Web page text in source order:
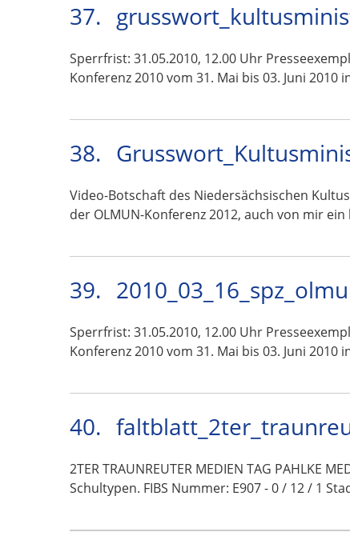
37.
Sperrfrist: 31.05.2010, 12.00 Uhr
Konferenz 2010 vom 31. Mai bis 03. Juni 2010
38.
Video-Botschaft des Niedersächsischen
der OLMUN-Konferenz 2012, auch von mir
39.
Sperrfrist: 31.05.2010, 12.00 Uhr
Konferenz 2010 vom 31. Mai bis 03. Juni 2010
40.
2TER TRAUNREUTER MEDIEN TAG
Schultypen. FIBS Nummer: E907 - 0 / 12 / 1